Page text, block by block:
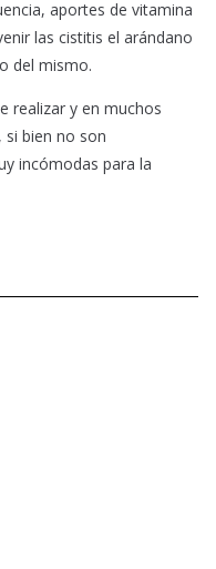
aportes de vitamina
las cistitis el arándano
del mismo.
realizar y en muchos
si bien no son
incómodas para la